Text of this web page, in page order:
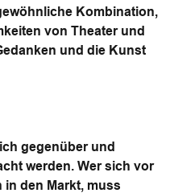
Kombination,
von Theater und
und die Kunst
gegenüber und
werden. Wer sich vor
in den Markt, muss